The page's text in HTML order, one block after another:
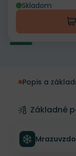
Skladom
Popis a
Základné